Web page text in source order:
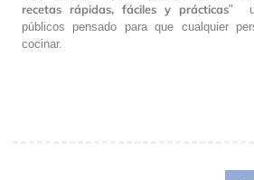
recetas rápidas, fáciles y prácticas"
públicos pensado para que cualquier
cocinar.